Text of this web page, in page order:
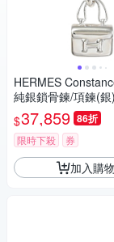
HERMES
純銀鎖骨鍊/項鍊(銀)
$37,859 86折
限時下殺 券
加入購